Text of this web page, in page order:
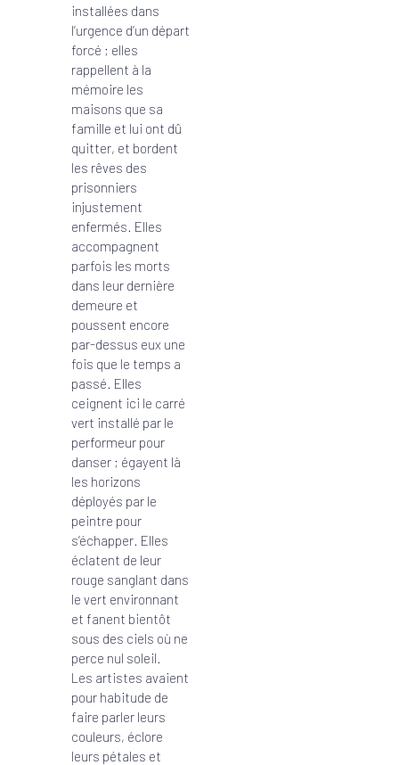
installées dans
l’urgence d’un départ
forcé ; elles
rappellent à la
mémoire les
maisons que sa
famille et lui ont dû
quitter, et bordent
les rêves des
prisonniers
injustement
enfermés. Elles
accompagnent
parfois les morts
dans leur dernière
demeure et
poussent encore
par-dessus eux une
fois que le temps a
passé. Elles
ceignent ici le carré
vert installé par le
performeur pour
danser ; égayent là
les horizons
déployés par le
peintre pour
s’échapper. Elles
éclatent de leur
rouge sanglant dans
le vert environnant
et fanent bientôt
sous des ciels où ne
perce nul soleil.
Les artistes avaient
pour habitude de
faire parler leurs
couleurs, éclore
leurs pétales et